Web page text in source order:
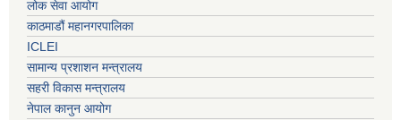
लोक सेवा आयोग
काठमाडौं महानगरपालिका
ICLEI
सामान्य प्रशाशन मन्त्रालय
सहरी विकास मन्त्रालय
नेपाल कानुन आयोग